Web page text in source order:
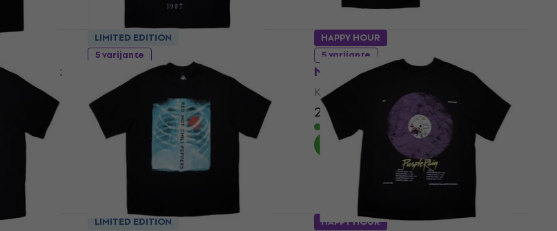
Portrait
5 varijante
New Order Substance 1987
Košulja
20,80 €
Na skladištu
5 varijante
Nirvana Evergreen
Košulja
20,90 € 25 €
- 16 %
Na skladištu
LIMITED EDITION HAPPY HOUR
LIMITED EDITION HAPPY HOUR